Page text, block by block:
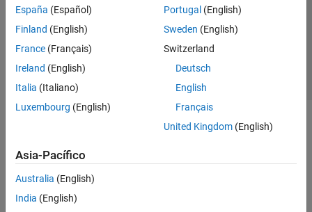
España (Español)
Finland (English)
France (Français)
Ireland (English)
Italia (Italiano)
Luxembourg (English)
Portugal (English)
Sweden (English)
Switzerland
Deutsch
English
Français
United Kingdom(English)
Asia-Pacífico
Australia (English)
India (English)
© 1994-2026 The MathWorks, Inc.
Seleccione un país/